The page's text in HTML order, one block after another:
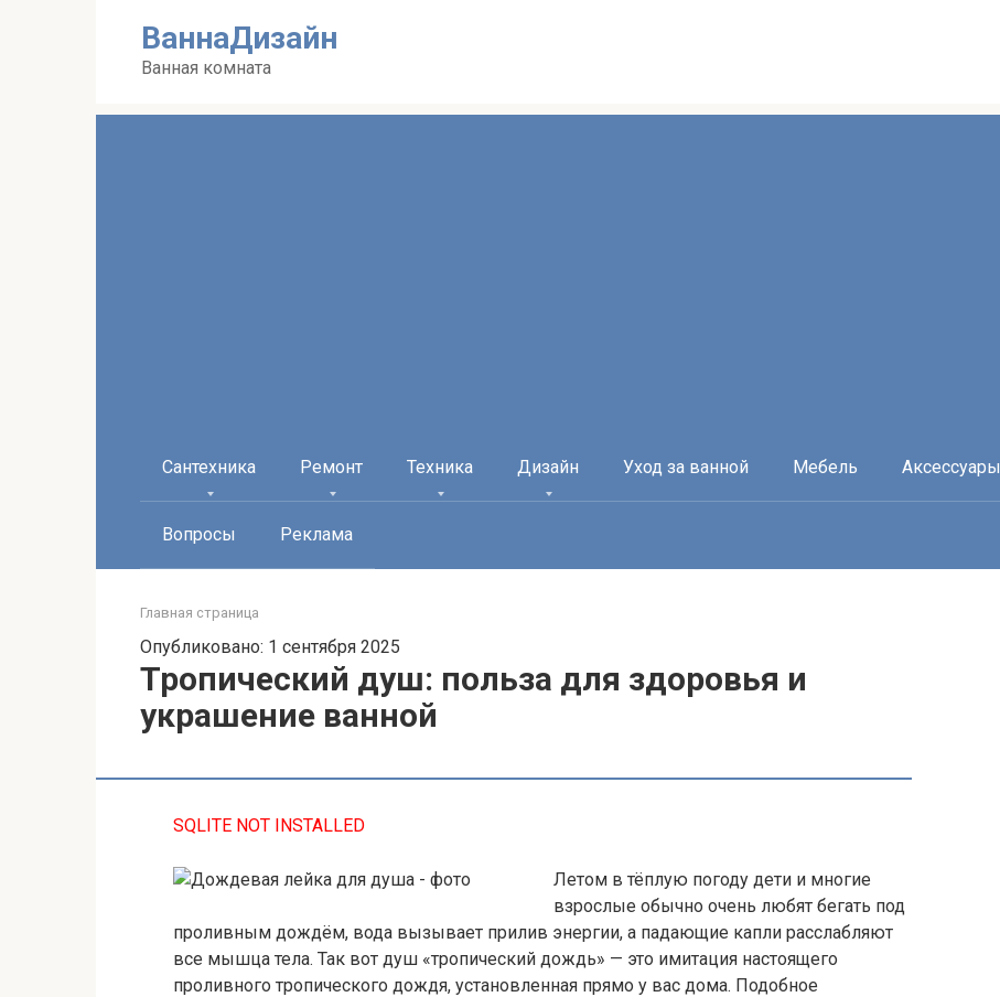
ВаннаДизайн
Ванная комната
Сантехника Ремонт Техника Дизайн Уход за ванной Мебель Аксессуары
Вопросы Реклама
Главная страница
Опубликовано: 1 сентября 2025
Тропический душ: польза для здоровья и
украшение ванной
SQLITE NOT INSTALLED
Летом в тёплую погоду дети и многие
взрослые обычно очень любят бегать под
проливным дождём, вода вызывает прилив энергии, а падающие капли расслабляют
все мышца тела. Так вот душ «тропический дождь» — это имитация настоящего
проливного тропического дождя, установленная прямо у вас дома. Подобное